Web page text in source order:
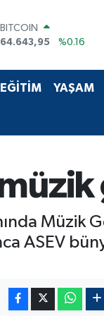
64.643,95
DOLAR
55,0406
STERLİN
6500.87
%0.12
EĞİTİM YAŞAM
Müzik
ASEV